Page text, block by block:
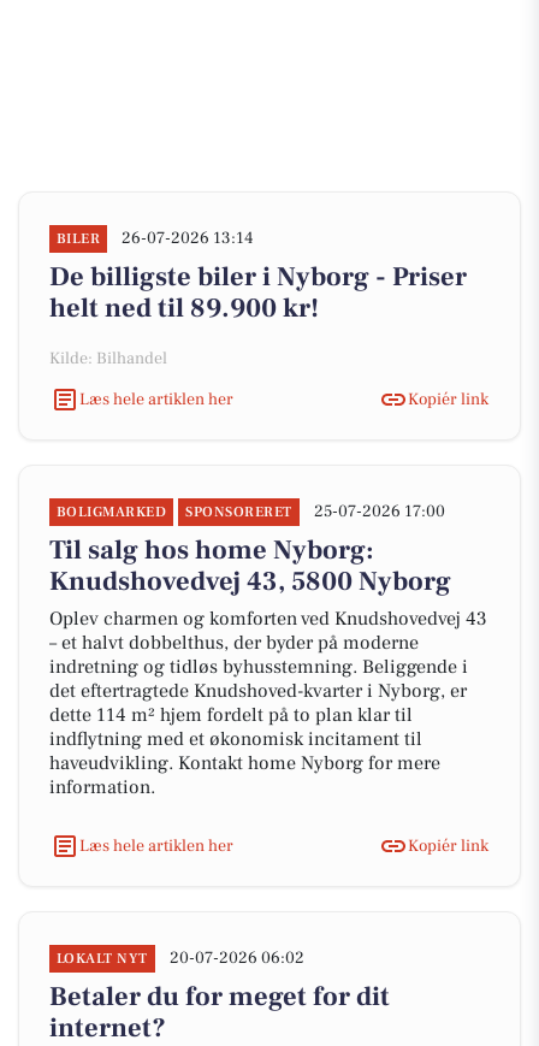
BILER 26-07-2026 13:14
De billigste biler i Nyborg - Priser
helt ned til 89.900 kr!
Kilde: Bilhandel
Læs hele artiklen her
Kopiér link
BOLIGMARKED SPONSORERET 25-07-2026 17:00
Til salg hos home Nyborg:
Knudshovedvej 43, 5800 Nyborg
Oplev charmen og komforten ved Knudshovedvej 43
– et halvt dobbelthus, der byder på moderne
indretning og tidløs byhusstemning. Beliggende i
det eftertragtede Knudshoved-kvarter i Nyborg, er
dette 114 m² hjem fordelt på to plan klar til
indflytning med et økonomisk incitament til
haveudvikling. Kontakt home Nyborg for mere
information.
Læs hele artiklen her Kopiér link
LOKALT NYT 20-07-2026 06:02
Betaler du for meget for dit
internet?